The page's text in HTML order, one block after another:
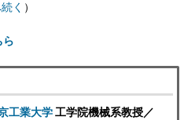
く ）
ら
工業大学工学院機械系教授／